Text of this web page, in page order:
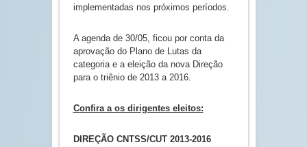
implementadas nos próximos períodos.
A agenda de 30/05, ficou por conta da
aprovação do Plano de Lutas da
categoria e a eleição da nova Direção
para o triênio de 2013 a 2016.
Confira a os dirigentes eleitos:
DIREÇÃO CNTSS/CUT 2013-2016